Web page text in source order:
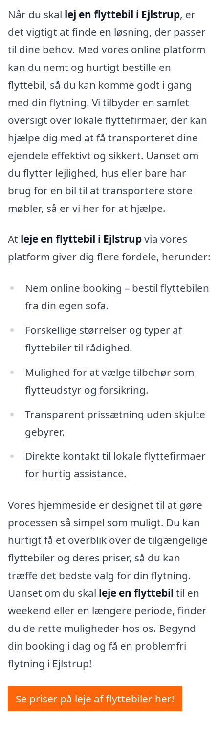
Når du skal lej en flyttebil i Ejlstrup, er
det vigtigt at finde en løsning, der passer
til dine behov. Med vores online platform
kan du nemt og hurtigt bestille en
flyttebil, så du kan komme godt i gang
med din flytning. Vi tilbyder en samlet
oversigt over lokale flyttefirmaer, der kan
hjælpe dig med at få transporteret dine
ejendele effektivt og sikkert. Uanset om
du flytter lejlighed, hus eller bare har
brug for en bil til at transportere store
møbler, så er vi her for at hjælpe.
At leje en flyttebil i Ejlstrupvia vores
platform giver dig flere fordele, herunder:
Nem online booking – bestil flyttebilen
fra din egen sofa.
Forskellige størrelser og typer af
flyttebiler til rådighed.
Mulighed for at vælge tilbehør som
flytteudstyr og forsikring.
Transparent prissætning uden skjulte
gebyrer.
Direkte kontakt til lokale flyttefirmaer
for hurtig assistance.
Vores hjemmeside er designet til at gøre
processen så simpel som muligt. Du kan
hurtigt få et overblik over de tilgængelige
flyttebiler og deres priser, så du kan
træffe det bedste valg for din flytning.
Uanset om du skal leje en flyttebil til en
weekend eller en længere periode, finder
du de rette muligheder hos os. Begynd
din booking i dag og få en problemfri
flytning i Ejlstrup!
Se priser på leje af flyttebiler her!